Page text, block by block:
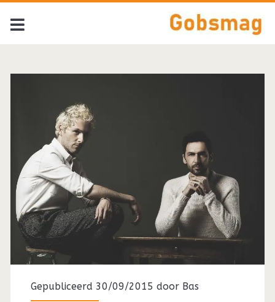
Tag:
<span>AaRon</
Gepubliceerd 30/09/2015 door Bas